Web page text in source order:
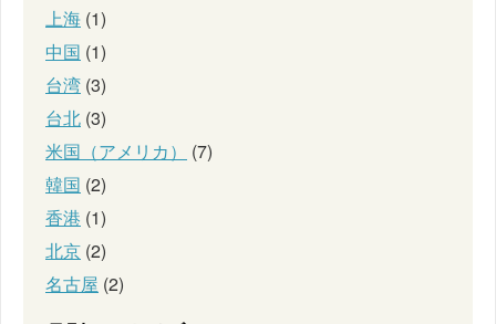
上海 (1)
中国 (1)
台湾 (3)
台北 (3)
米国（アメリカ）
(7)
韓国 (2)
香港 (1)
北京 (2)
名古屋 (2)